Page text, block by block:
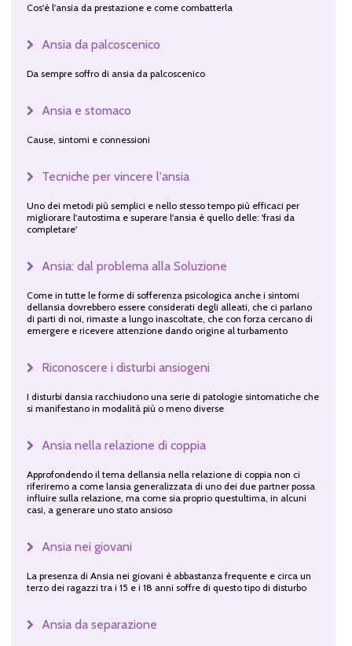
Cos'è l'ansia da prestazione e come combatterla
Ansia da palcoscenico
Da sempre soffro di ansia da palcoscenico
Ansia e stomaco
Cause, sintomi e connessioni
Tecniche per vincere l'ansia
Uno dei metodi più semplici e nello stesso tempo più efficaci per
migliorare l'autostima e superare l'ansia è quello delle: 'frasi da
completare'
Ansia: dal problema alla Soluzione
Come in tutte le forme di sofferenza psicologica anche i sintomi
dellansia dovrebbero essere considerati degli alleati, che ci parlano
di parti di noi, rimaste a lungo inascoltate, che con forza cercano di
emergere e ricevere attenzione dando origine al turbamento
Riconoscere i disturbi ansiogeni
I disturbi dansia racchiudono una serie di patologie sintomatiche che
si manifestano in modalità più o meno diverse
Ansia nella relazione di coppia
Approfondendo il tema dellansia nella relazione di coppia non ci
riferiremo a come lansia generalizzata di uno dei due partner possa
influire sulla relazione, ma come sia proprio questultima, in alcuni
casi, a generare uno stato ansioso
Ansia nei giovani
La presenza di Ansia nei giovani è abbastanza frequente e circa un
terzo dei ragazzi tra i 15 e i 18 anni soffre di questo tipo di disturbo
Ansia da separazione